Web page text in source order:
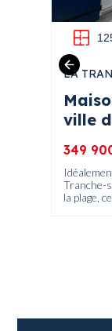
ville
LA
349
Tranche-
la plage,